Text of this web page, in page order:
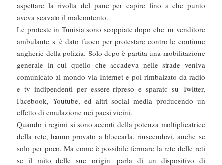
aspettare la rivolta del pane per capire fino a che punto
aveva scavato il malcontento.
Le proteste in Tunisia sono scoppiate dopo che un venditore
ambulante si è dato fuoco per protestare contro le continue
angherie della polizia. Solo dopo è partita una mobilitazione
generale in cui quello che accadeva nelle strade veniva
comunicato al mondo via Internet e poi rimbalzato da radio
e tv indipendenti per essere ripreso e sparato su Twitter,
Facebook, Youtube, ed altri social media producendo un
effetto di emulazione nei paesi vicini.
Quando i regimi si sono accorti della potenza moltiplicatrice
della rete, hanno provato a bloccarla, riuscendovi, anche se
solo per poco. Ma come è possibile fermare la rete delle reti
se il mito delle sue origini parla di un dispositivo di